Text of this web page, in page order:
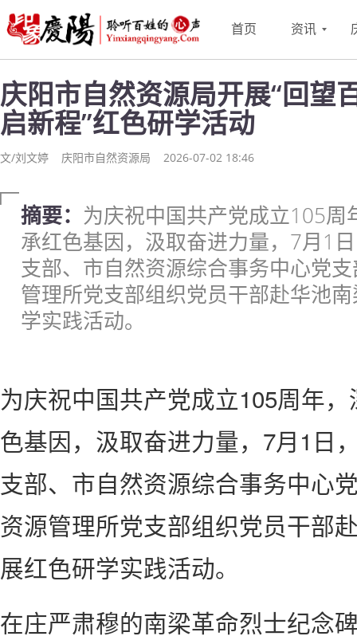
首页 资讯
庆阳市自然资源局开展“回望
启新程”红色研学活动
文/刘文婷 庆阳市自然资源局 2026-07-02 18:46
摘要： 为庆祝中国共产党成立105周
承红色基因，汲取奋进力量，7月1
支部、市自然资源综合事务中心党
管理所党支部组织党员干部赴华池
学实践活动。
为庆祝中国共产党成立105周年
色基因，汲取奋进力量，7月1日
支部、市自然资源综合事务中心
资源管理所党支部组织党员干部
展红色研学实践活动。
在庄严肃穆的南梁革命烈士纪念